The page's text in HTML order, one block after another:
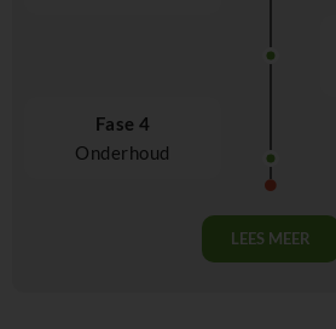
Fase 4
Onderhoud
LEES MEER